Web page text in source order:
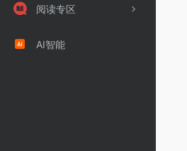
阅读专区
AI智能